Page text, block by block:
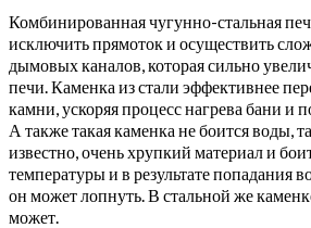
Комбинированная чугунно-стальная
исключить прямоток и осуществить
дымовых каналов, которая сильно
печи. Каменка из стали эффективнее
камни, ускоряя процесс нагрева бани и
А также такая каменка не боится воды,
известно, очень хрупкий материал и
температуры и в результате попадания
он может лопнуть. В стальной же
может.